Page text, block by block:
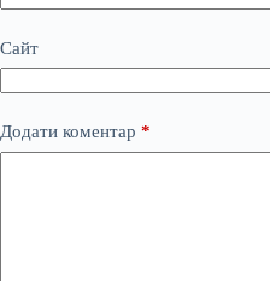
Сайт
Додати коментар *